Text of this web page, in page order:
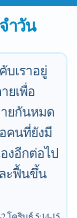
ำวัน
เราอยู่
ยเพื่อ
ยกันหมด
คนที่ยังมี
งอีกต่อไป
ะฟื้นขึ้น